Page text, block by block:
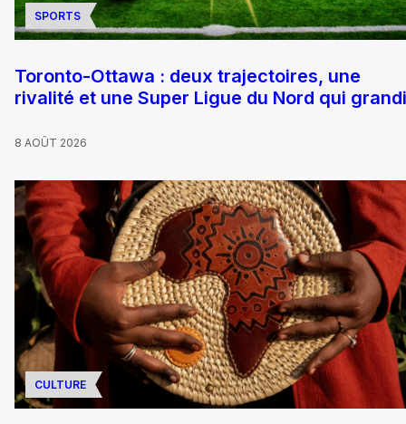
SPORTS
Toronto-Ottawa : deux trajectoires, une
rivalité et une Super Ligue du Nord qui
8 AOÛT 2026
CULTURE